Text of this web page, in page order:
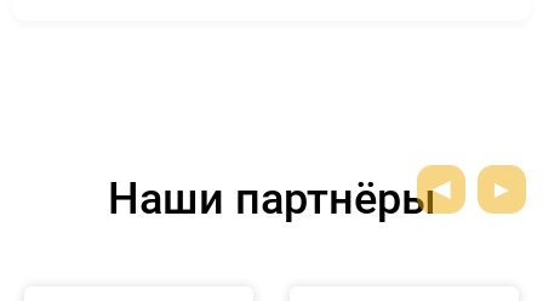
Наши партнёры